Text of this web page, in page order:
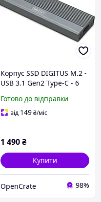
Корпус SSD DIGITUS M.2 -
USB 3.1 Gen2 Type-C - 6
2260, 2280 SSD SSD з
ключем B - Без
Готово до відправки
від 149₴/міс
1 490₴
Купити
OpenCrate 98%